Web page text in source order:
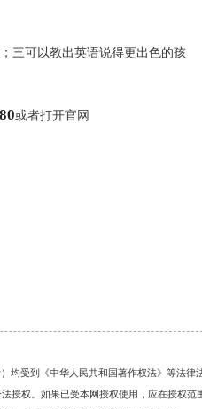
三可以教出英语说得更出色的孩
或者打开官网
均受到《中华人民共和国著作权法》等法律
授权。如果已受本网授权使用，应在授权范